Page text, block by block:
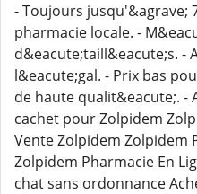
- Toujours jusqu'&agrave;
pharmacie locale. -
d&eacute;taill&eacute;s. -
l&eacute;gal. - Prix bas
de haute qualit&eacute;. -
cachet pour Zolpidem
Vente Zolpidem Zolpidem
Zolpidem Pharmacie En
chat sans ordonnance